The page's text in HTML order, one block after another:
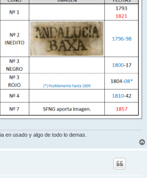
en usado y algo de todo lo demas.